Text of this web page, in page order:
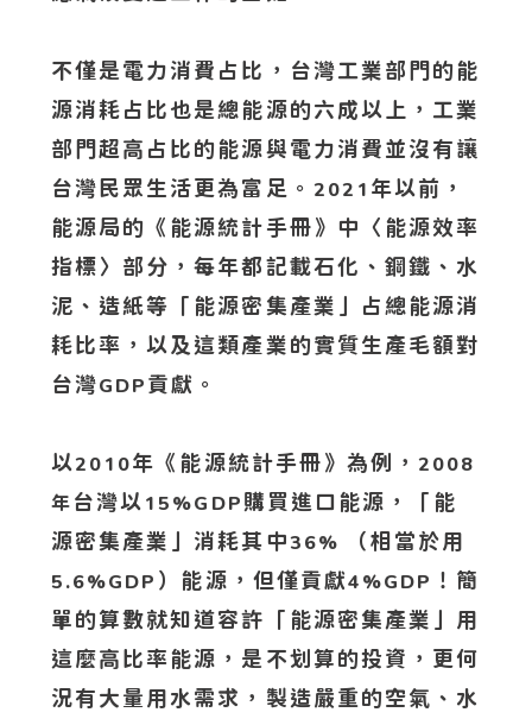
不僅是電力消費占比，台灣工業部門的能
源消耗占比也是總能源的六成以上，工業
部門超高占比的能源與電力消費並沒有讓
台灣民眾生活更為富足。 2021 年以前，
能源局的《能源統計手冊》中〈能源效率
指標〉部分，每年都記載石化、鋼鐵、水
泥、造紙等「能源密集產業」占總能源消
耗比率，以及這類產業的實質生產毛額對
台灣GDP 貢獻。
以2010年《能源統計手冊》為例， 2008
年 台灣以 15%GDP 購買進口能源，「能
源密集產業」消耗其中36% （相當於用
5.6%GDP ）能源，但僅貢獻4%GDP ！簡
單的算數就知道容許「能源密集產業」用
這麼高比率能源，是不划算的投資，更何
況有大量用水需求，製造嚴重的空氣、水